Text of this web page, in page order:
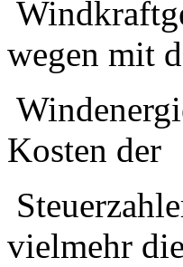
wegen mit
Kosten der
vielmehr